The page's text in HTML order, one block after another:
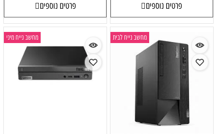
פרטים נוספים פרטים נוספים
מחשב נייח לבית מחשב נייח מיני